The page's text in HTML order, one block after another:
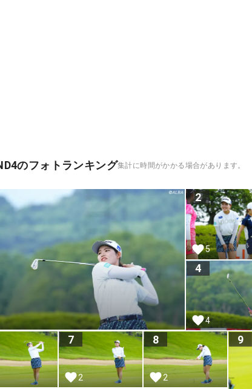
のフォトランキング集計に時間がかかる場合があります。
2
5
4
4
7
2
8
2
9